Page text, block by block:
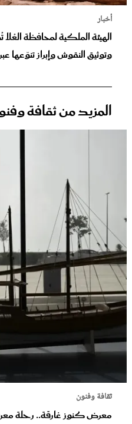
أخبار
الهيئة الملكية لمحافظة
وتوثيق النقوش وإبراز تنوّعها
المزيد من ثقافة
ثقافة وفنون
معرض كنوز غارقة.. رحلة